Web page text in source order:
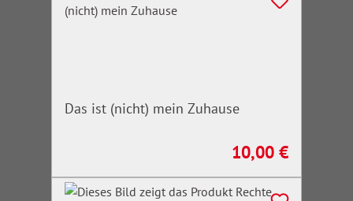
Das ist (nicht) mein Zuhause
Regulärer Preis:
10,00 €